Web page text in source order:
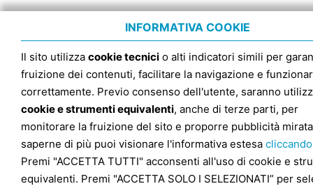
INFORMATIVA COOKIE
Il sito utilizza cookie tecnici o alti indicatori simili per
fruizione dei contenuti, facilitare la navigazione e
correttamente. Previo consenso dell'utente, saranno
cookie e strumenti equivalenti, anche di terze parti, per
monitorare la fruizione del sito e proporre pubblicità
saperne di più puoi visionare l'informativa estesa
Premi "ACCETTA TUTTI" acconsenti all'uso di cookie e
equivalenti. Premi "ACCETTA SOLO I SELEZIONATI” per